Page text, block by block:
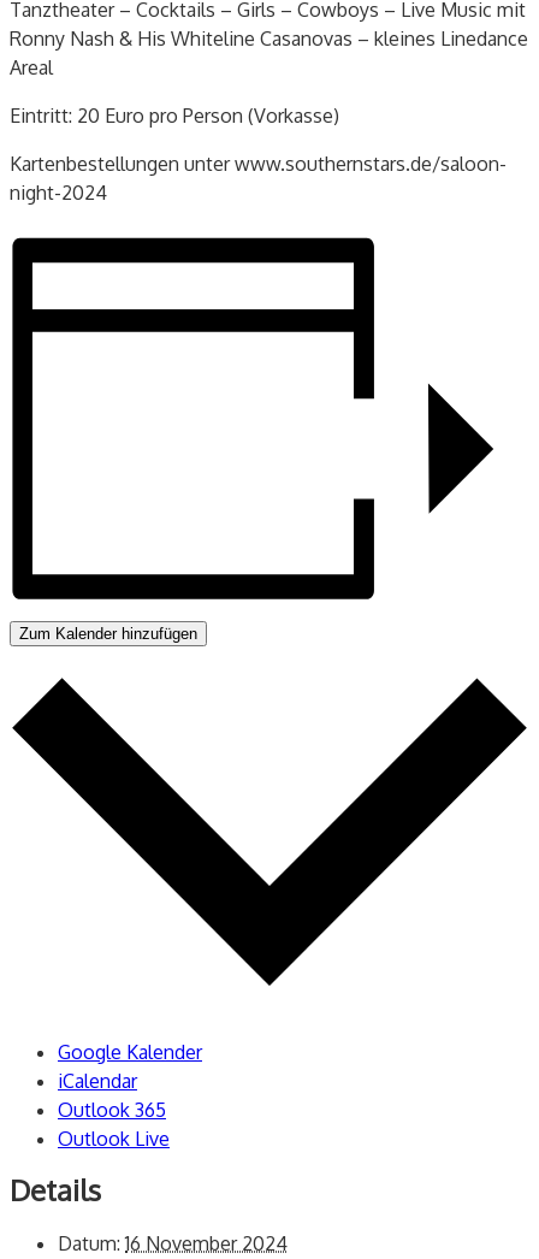
Tanztheater – Cocktails – Girls – Cowboys – Live Music mit
Ronny Nash & His Whiteline Casanovas – kleines Linedance
Areal
Eintritt: 20 Euro pro Person (Vorkasse)
Kartenbestellungen unter www.southernstars.de/saloon-
night-2024
Zum Kalender hinzufügen
Google Kalender
iCalendar
Outlook 365
Outlook Live
Details
Datum: 16 November 2024